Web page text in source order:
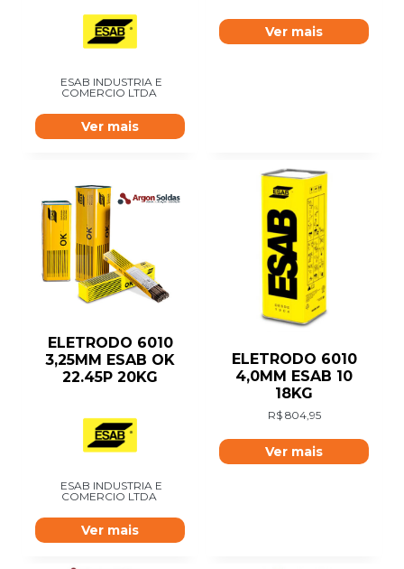
ESAB INDUSTRIA E
COMERCIO LTDA
Ver mais
Ver mais
ELETRODO 6010
3,25MM ESAB OK
22.45P 20KG
ESAB INDUSTRIA E
COMERCIO LTDA
Ver mais
ELETRODO 6010
4,0MM ESAB 10
18KG
R$804,95
Ver mais